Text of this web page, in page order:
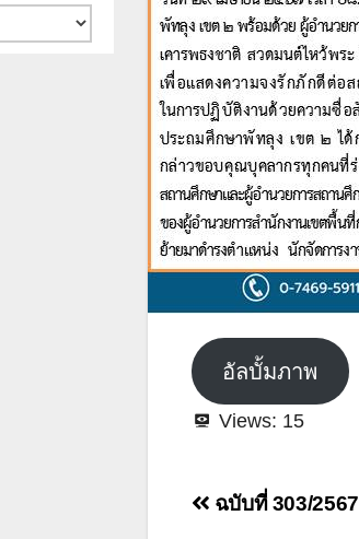
อัลบั้มภาพ
Views: 15
แนะแนว
ฉบับที่ 303/2567